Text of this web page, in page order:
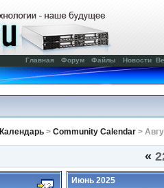
Главная Форум Файлы Новости
Календарь > Community Calendar >
«
Июнь 2025